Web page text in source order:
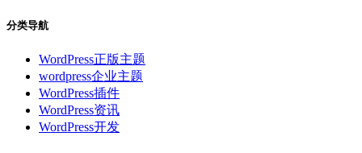
分类导航
WordPress正版主题
wordpress企业主题
WordPress插件
WordPress资讯
WordPress开发